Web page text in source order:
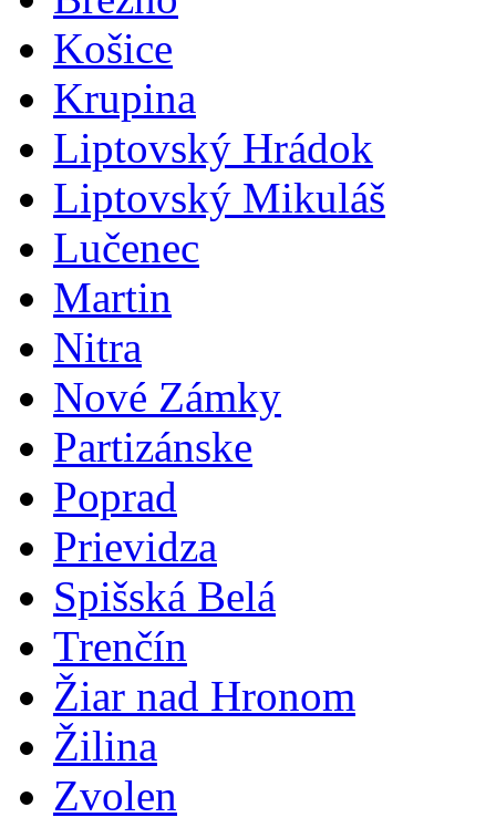
Košice
Krupina
Liptovský Hrádok
Liptovský Mikuláš
Lučenec
Martin
Nitra
Nové Zámky
Partizánske
Poprad
Prievidza
Spišská Belá
Trenčín
Žiar nad Hronom
Žilina
Zvolen